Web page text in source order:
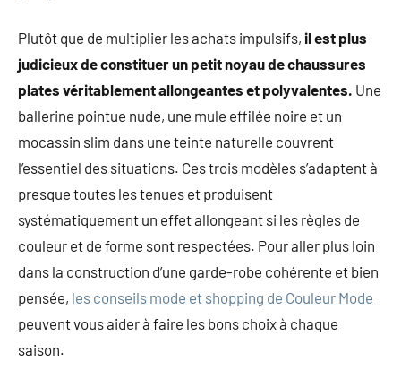
Plutôt que de multiplier les achats impulsifs, il est plus
judicieux de constituer un petit noyau de chaussures
plates véritablement allongeantes et polyvalentes. Une
ballerine pointue nude, une mule effilée noire et un
mocassin slim dans une teinte naturelle couvrent
l’essentiel des situations. Ces trois modèles s’adaptent à
presque toutes les tenues et produisent
systématiquement un effet allongeant si les règles de
couleur et de forme sont respectées. Pour aller plus loin
dans la construction d’une garde-robe cohérente et bien
pensée, les conseils mode et shopping de Couleur Mode
peuvent vous aider à faire les bons choix à chaque
saison.